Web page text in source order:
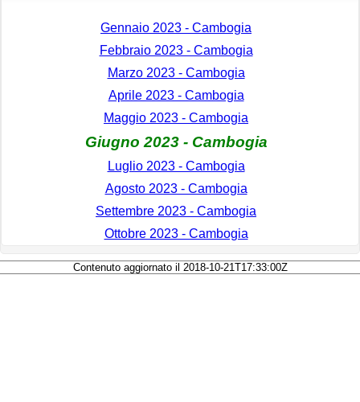
Gennaio 2023 - Cambogia
Febbraio 2023 - Cambogia
Marzo 2023 - Cambogia
Aprile 2023 - Cambogia
Maggio 2023 - Cambogia
Giugno 2023 - Cambogia
Luglio 2023 - Cambogia
Agosto 2023 - Cambogia
Settembre 2023 - Cambogia
Ottobre 2023 - Cambogia
Contenuto aggiornato il 2018-10-21T17:33:00Z